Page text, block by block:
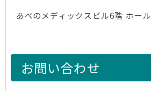
あべのメディックスビル6階 ホール
お問い合わせ